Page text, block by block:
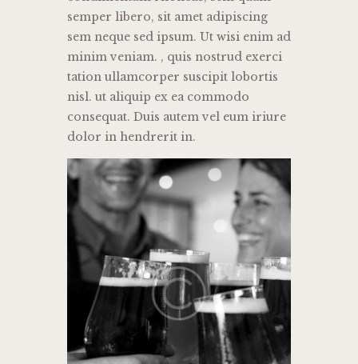
semper libero, sit amet adipiscing
sem neque sed ipsum. Ut wisi enim ad
minim veniam. , quis nostrud exerci
tation ullamcorper suscipit lobortis
nisl. ut aliquip ex ea commodo
consequat. Duis autem vel eum iriure
dolor in hendrerit in.